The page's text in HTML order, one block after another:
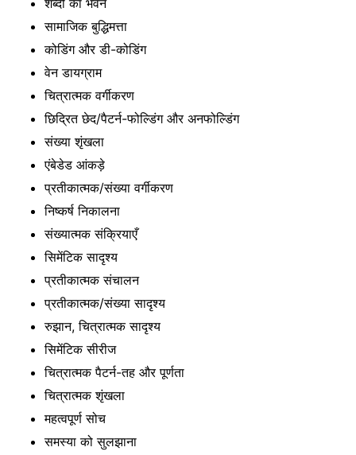
सामाजिक बुद्धिमत्ता
कोडिंग और डी-कोडिंग
वेन डायग्राम
चित्रात्मक वर्गीकरण
छिद्रित छेद/पैटर्न-फोल्डिंग और अनफोल्डिंग
संख्या शृंखला
एंबेडेड आंकड़े
प्रतीकात्मक/संख्या वर्गीकरण
निष्कर्ष निकालना
संख्यात्मक संक्रियाएँ
सिमेंटिक सादृश्य
प्रतीकात्मक संचालन
प्रतीकात्मक/संख्या सादृश्य
रुझान, चित्रात्मक सादृश्य
सिमेंटिक सीरीज
चित्रात्मक पैटर्न-तह और पूर्णता
चित्रात्मक शृंखला
महत्वपूर्ण सोच
समस्या को सुलझाना